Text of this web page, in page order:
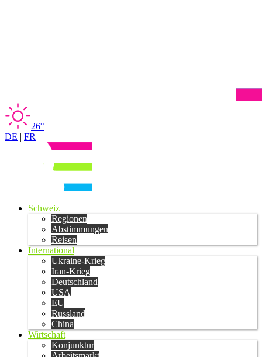
26°
DE | FR
Schweiz
Regionen
Abstimmungen
Reisen
International
Ukraine-Krieg
Iran-Krieg
Deutschland
USA
EU
Russland
China
Wirtschaft
Konjunktur